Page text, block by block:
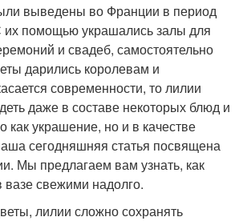
выведены во Франции в период
помощью украшались залы для
и свадеб, самостоятельно
дарились королевам и
современности, то лилии
даже в составе некоторых блюд и
как украшение, но и в качестве
сегодняшняя статья посвящена
Мы предлагаем вам узнать, как
вазе свежими надолго.
лилии сложно сохранять